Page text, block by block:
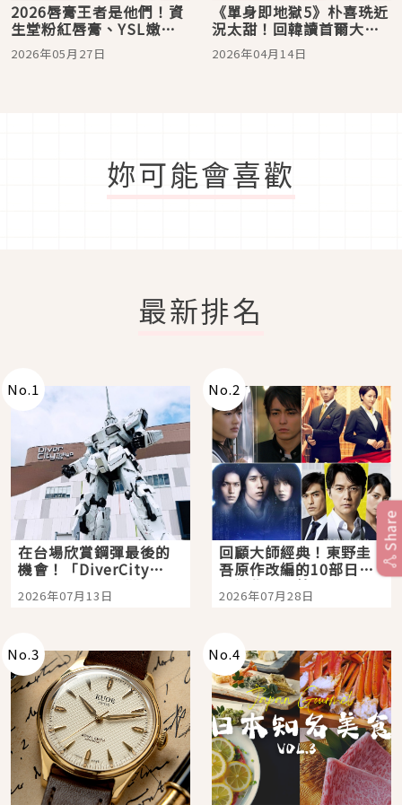
2026唇膏王者是他們！資
生堂粉紅唇膏、YSL嫩幼
蜜糖超燒，嬌蘭、SUQQU
等5款必收爆款唇彩總整理
2026年05月27日
《單身即地獄5》朴喜珗近
況太甜！回韓讀首爾大學
終結遠距戀，現身3CE快
閃店掀水光唇熱潮
2026年04月14日
妳可能會喜歡
最新排名
No.1
在台場欣賞鋼彈最後的
機會！「DiverCity
Tokyo Plaza」搭船、
購物、美食及夜景，一
2026年07月13日
No.2
回顧大師經典！東野圭
吾原作改編的10部日本
影視作品推薦
2026年07月28日
No.3 No.4
Share